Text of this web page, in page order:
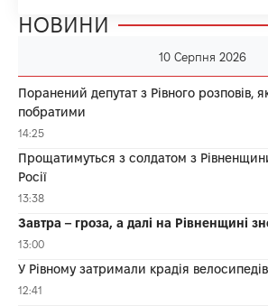
НОВИНИ
10 Серпня 2026
Поранений депутат з Рівного розповів,
побратими
14:25
Прощатимуться з солдатом з
Росії
13:38
Завтра – гроза, а далі на Рівненщині
13:00
У Рівному затримали крадія велосипедів
12:41